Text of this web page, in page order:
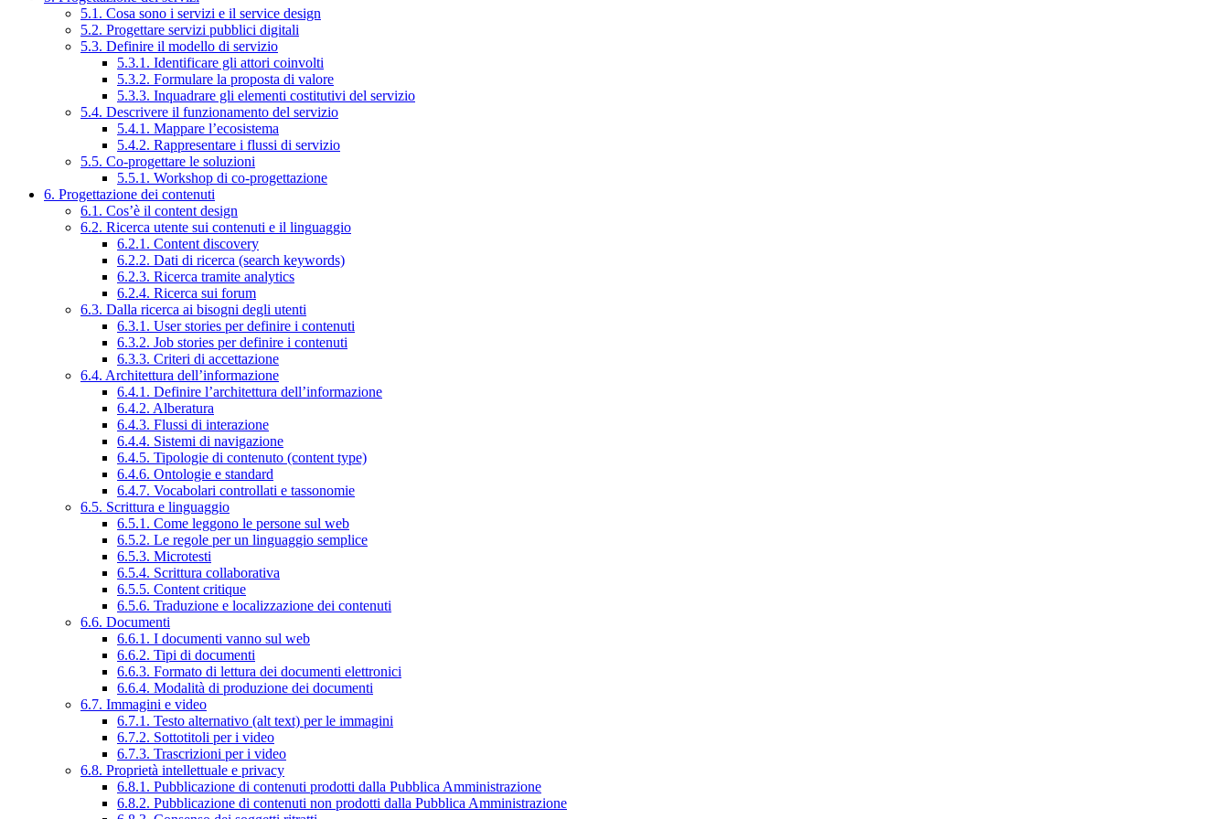
5.1. Cosa sono i servizi e il service design
5.2. Progettare servizi pubblici digitali
5.3. Definire il modello di servizio
5.3.1. Identificare gli attori coinvolti
5.3.2. Formulare la proposta di valore
5.3.3. Inquadrare gli elementi costitutivi del servizio
5.4. Descrivere il funzionamento del servizio
5.4.1. Mappare l’ecosistema
5.4.2. Rappresentare i flussi di servizio
5.5. Co-progettare le soluzioni
5.5.1. Workshop di co-progettazione
6. Progettazione dei contenuti
6.1. Cos’è il content design
6.2. Ricerca utente sui contenuti e il linguaggio
6.2.1. Content discovery
6.2.2. Dati di ricerca (search keywords)
6.2.3. Ricerca tramite analytics
6.2.4. Ricerca sui forum
6.3. Dalla ricerca ai bisogni degli utenti
6.3.1. User stories per definire i contenuti
6.3.2. Job stories per definire i contenuti
6.3.3. Criteri di accettazione
6.4. Architettura dell’informazione
6.4.1. Definire l’architettura dell’informazione
6.4.2. Alberatura
6.4.3. Flussi di interazione
6.4.4. Sistemi di navigazione
6.4.5. Tipologie di contenuto (content type)
6.4.6. Ontologie e standard
6.4.7. Vocabolari controllati e tassonomie
6.5. Scrittura e linguaggio
6.5.1. Come leggono le persone sul web
6.5.2. Le regole per un linguaggio semplice
6.5.3. Microtesti
6.5.4. Scrittura collaborativa
6.5.5. Content critique
6.5.6. Traduzione e localizzazione dei contenuti
6.6. Documenti
6.6.1. I documenti vanno sul web
6.6.2. Tipi di documenti
6.6.3. Formato di lettura dei documenti elettronici
6.6.4. Modalità di produzione dei documenti
6.7. Immagini e video
6.7.1. Testo alternativo (alt text) per le immagini
6.7.2. Sottotitoli per i video
6.7.3. Trascrizioni per i video
6.8. Proprietà intellettuale e privacy
6.8.1. Pubblicazione di contenuti prodotti dalla Pubblica Amministrazione
6.8.2. Pubblicazione di contenuti non prodotti dalla Pubblica Amministrazione